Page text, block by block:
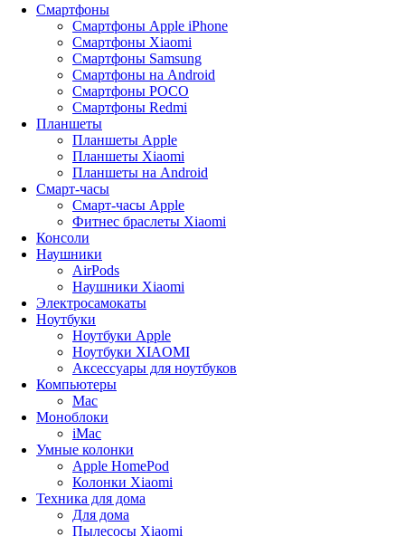
Смартфоны
Смартфоны Apple iPhone
Смартфоны Хiaomi
Смартфоны Samsung
Смартфоны на Android
Смартфоны POCO
Смартфоны Redmi
Планшеты
Планшеты Apple
Планшеты Xiaomi
Планшеты на Android
Смарт-часы
Смарт-часы Apple
Фитнес браслеты Xiaomi
Консоли
Наушники
AirPods
Наушники Xiaomi
Электросамокаты
Ноутбуки
Ноутбуки Apple
Ноутбуки XIAOMI
Аксессуары для ноутбуков
Компьютеры
Mac
Моноблоки
iMac
Умные колонки
Apple HomePod
Колонки Xiaomi
Техника для дома
Для дома
Пылесосы Xiaomi